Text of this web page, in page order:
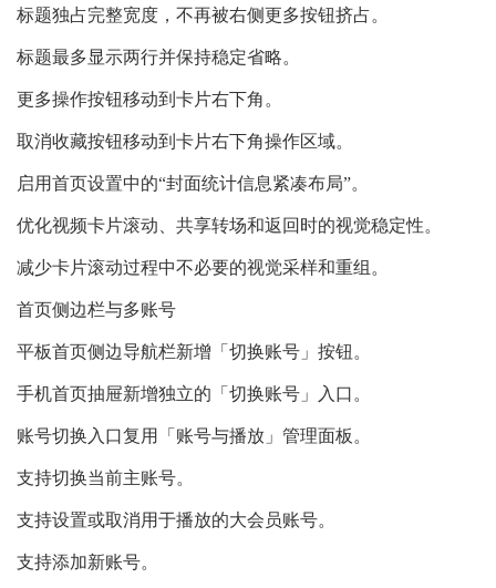
标题独占完整宽度，不再被右侧更多按钮挤占。
标题最多显示两行并保持稳定省略。
更多操作按钮移动到卡片右下角。
取消收藏按钮移动到卡片右下角操作区域。
启用首页设置中的“封面统计信息紧凑布局”。
优化视频卡片滚动、共享转场和返回时的视觉稳定性。
减少卡片滚动过程中不必要的视觉采样和重组。
首页侧边栏与多账号
平板首页侧边导航栏新增「切换账号」按钮。
手机首页抽屉新增独立的「切换账号」入口。
账号切换入口复用「账号与播放」管理面板。
支持切换当前主账号。
支持设置或取消用于播放的大会员账号。
支持添加新账号。